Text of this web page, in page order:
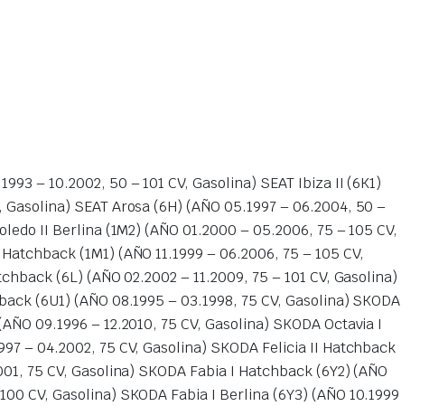
– 10.2002, 50 – 101 CV, Gasolina) SEAT Ibiza II (6K1)
SEAT Arosa (6H) (AÑO 05.1997 – 06.2004, 50 –
II Berlina (1M2) (AÑO 01.2000 – 05.2006, 75 – 105 CV,
(1M1) (AÑO 11.1999 – 06.2006, 75 – 105 CV,
(6L) (AÑO 02.2002 – 11.2009, 75 – 101 CV, Gasolina)
(6U1) (AÑO 08.1995 – 03.1998, 75 CV, Gasolina) SKODA
09.1996 – 12.2010, 75 CV, Gasolina) SKODA Octavia I
– 04.2002, 75 CV, Gasolina) SKODA Felicia II Hatchback
75 CV, Gasolina) SKODA Fabia I Hatchback (6Y2) (AÑO
CV, Gasolina) SKODA Fabia I Berlina (6Y3) (AÑO 10.1999